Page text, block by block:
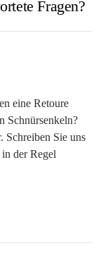
Fragen?
eine Retoure
Schnürsenkeln?
Schreiben Sie uns
der Regel